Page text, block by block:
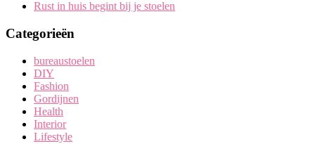
Rust in huis begint bij je stoelen
Categorieën
bureaustoelen
DIY
Fashion
Gordijnen
Health
Interior
Lifestyle